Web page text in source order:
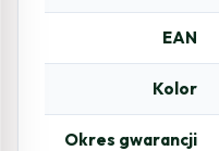
EAN
Kolor
Okres gwarancji